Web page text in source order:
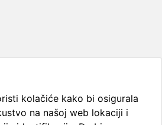
kolačiće kako bi osigurala
na našoj web lokaciji i
08:00 - 16:00